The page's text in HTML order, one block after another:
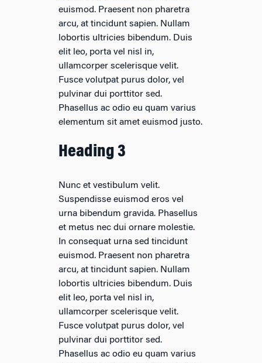
euismod. Praesent non pharetra
arcu, at tincidunt sapien. Nullam
lobortis ultricies bibendum. Duis
elit leo, porta vel nisl in,
ullamcorper scelerisque velit.
Fusce volutpat purus dolor, vel
pulvinar dui porttitor sed.
Phasellus ac odio eu quam varius
elementum sit amet euismod justo.
Heading 3
Nunc et vestibulum velit.
Suspendisse euismod eros vel
urna bibendum gravida. Phasellus
et metus nec dui ornare molestie.
In consequat urna sed tincidunt
euismod. Praesent non pharetra
arcu, at tincidunt sapien. Nullam
lobortis ultricies bibendum. Duis
elit leo, porta vel nisl in,
ullamcorper scelerisque velit.
Fusce volutpat purus dolor, vel
pulvinar dui porttitor sed.
Phasellus ac odio eu quam varius